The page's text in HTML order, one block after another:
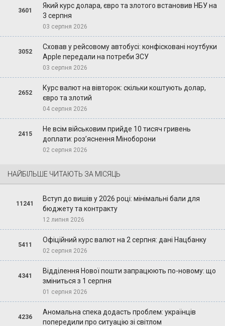
3601
Який курс долара, євро та злотого встановив НБУ на
3 серпня
03 серпня 2026
3052
Сховав у рейсовому автобусі: конфісковані ноутбуки
Apple передали на потреби ЗСУ
03 серпня 2026
2652
Курс валют на вівторок: скільки коштують долар,
євро та злотий
04 серпня 2026
2415
Не всім військовим прийде 10 тисяч гривень
доплати: роз’яснення Міноборони
02 серпня 2026
НАЙБІЛЬШЕ ЧИТАЮТЬ ЗА МІСЯЦЬ
11241
Вступ до вишів у 2026 році: мінімальні бали для
бюджету та контракту
12 липня 2026
5411
Офіційний курс валют на 2 серпня: дані Нацбанку
02 серпня 2026
4341
Відділення Нової пошти запрацюють по-новому: що
зміниться з 1 серпня
01 серпня 2026
4236
Аномальна спека додасть проблем: українців
попередили про ситуацію зі світлом